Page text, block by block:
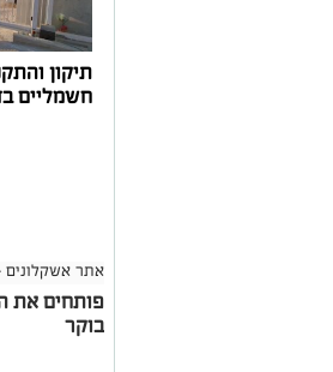
תיקון
חשמליים
אתר אשקלונים
פותחים את
בוקר